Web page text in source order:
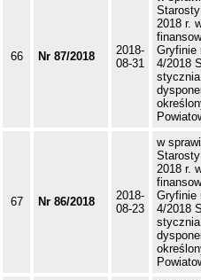
66 Nr 87/2018
2018-
08-31
2018 r.
Gryfinie
4/2018
67 Nr 86/2018
2018-
08-23
w
2018 r.
Gryfinie
4/2018